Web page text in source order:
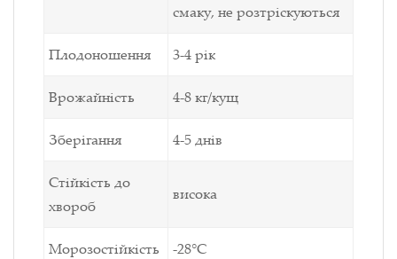
смаку, не розтріскуються
Плодоношення 3-4 рік
Врожайність 4-8 кг/кущ
Зберігання 4-5 днів
Стійкість до
хвороб
висока
Морозостійкість -28°С